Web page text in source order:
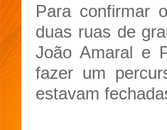
Para confirmar
duas ruas de
João Amaral e
fazer um
estavam